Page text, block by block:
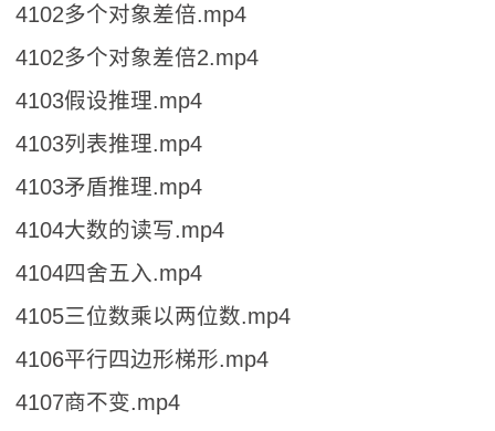
4102多个对象差倍.mp4
4102多个对象差倍2.mp4
4103假设推理.mp4
4103列表推理.mp4
4103矛盾推理.mp4
4104大数的读写.mp4
4104四舍五入.mp4
4105三位数乘以两位数.mp4
4106平行四边形梯形.mp4
4107商不变.mp4